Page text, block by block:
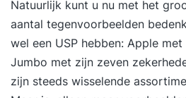
gesprekspartner voor
met een financiële
training ‘Financiën voor Niet-
is bedoeld voor managers
zonder financiële
Natuurlijk kunt u nu met het
aantal tegenvoorbeelden
wel een USP hebben: Apple
Jumbo met zijn zeven
zijn steeds wisselende